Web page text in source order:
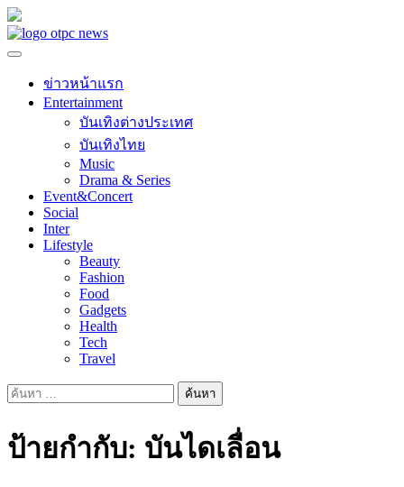
Skip
to
ข่าวหน้าแรก
Entertainment
บันเทิงต่างประเทศ
บันเทิงไทย
Music
Drama & Series
Event&Concert
Social
Inter
Lifestyle
Beauty
Fashion
Food
Gadgets
Health
Tech
Travel
ค้นหา
ป้ายกำกับ: บันไดเลื่อน